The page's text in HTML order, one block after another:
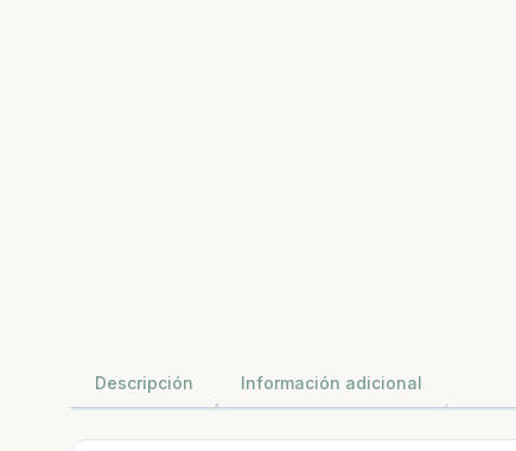
Descripción Información adicional